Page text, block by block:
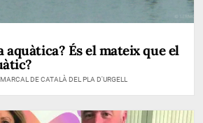
aquàtica? És el mateix que el
DE CATALÀ DEL PLA D'URGELL